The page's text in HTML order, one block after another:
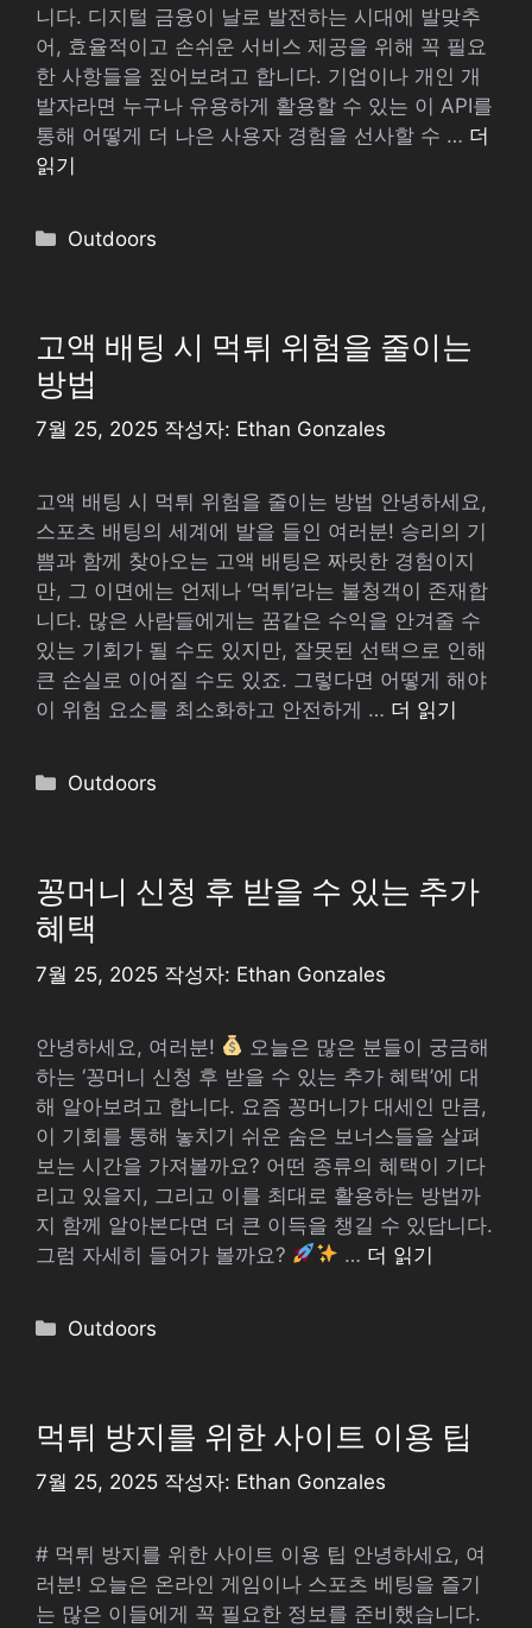
니다. 디지털 금융이 날로 발전하는 시대에 발맞추
어, 효율적이고 손쉬운 서비스 제공을 위해 꼭 필요
한 사항들을 짚어보려고 합니다. 기업이나 개인 개
발자라면 누구나 유용하게 활용할 수 있는 이 API를
통해 어떻게 더 나은 사용자 경험을 선사할 수 … 더
읽기
카
Outdoors
고액 배팅 시 먹튀 위험을 줄이는
방법
7월 25, 2025 작성자: Ethan Gonzales
고액 배팅 시 먹튀 위험을 줄이는 방법 안녕하세요,
스포츠 배팅의 세계에 발을 들인 여러분! 승리의 기
쁨과 함께 찾아오는 고액 배팅은 짜릿한 경험이지
만, 그 이면에는 언제나 ‘먹튀’라는 불청객이 존재합
니다. 많은 사람들에게는 꿈같은 수익을 안겨줄 수
있는 기회가 될 수도 있지만, 잘못된 선택으로 인해
큰 손실로 이어질 수도 있죠. 그렇다면 어떻게 해야
이 위험 요소를 최소화하고 안전하게 … 더 읽기
카
Outdoors
꽁머니 신청 후 받을 수 있는 추가
혜택
7월 25, 2025 작성자: Ethan Gonzales
안녕하세요, 여러분!
오늘은 많은 분들이 궁금해
하는 ‘꽁머니 신청 후 받을 수 있는 추가 혜택’에 대
해 알아보려고 합니다. 요즘 꽁머니가 대세인 만큼,
이 기회를 통해 놓치기 쉬운 숨은 보너스들을 살펴
보는 시간을 가져볼까요? 어떤 종류의 혜택이 기다
리고 있을지, 그리고 이를 최대로 활용하는 방법까
지 함께 알아본다면 더 큰 이득을 챙길 수 있답니다.
그럼 자세히 들어가 볼까요?
… 더 읽기
카
Outdoors
먹튀 방지를 위한 사이트 이용 팁
7월 25, 2025 작성자: Ethan Gonzales
# 먹튀 방지를 위한 사이트 이용 팁 안녕하세요, 여
러분! 오늘은 온라인 게임이나 스포츠 베팅을 즐기
는 많은 이들에게 꼭 필요한 정보를 준비했습니다.